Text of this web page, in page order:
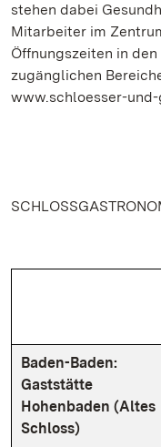
stehen dabei
Mitarbeiter im
Öffnungszeiten in
zugänglichen
www.schloesser-
Baden-Baden:
Gaststätte
Hohenbaden (Altes
Schloss)